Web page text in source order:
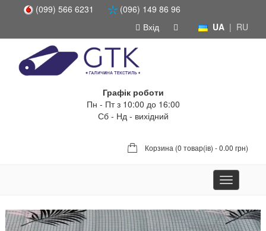
(099) 566 6231
(096) 149 86 96
UA | RU
Вхід
Графік роботи
Пн - Пт з 10:00 до 16:00
Сб - Нд - вихідний
Корзина (0 товар(ів) - 0.00 грн)
Toggle
navigation